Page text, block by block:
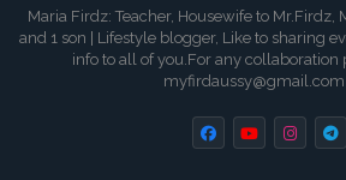
Maria Firdz: Teacher, Housewife to Mr.Firdz,
and 1 son | Lifestyle blogger, Like to sharing
info to all of you.For any collaboration
myfirdaussy@gmail.com